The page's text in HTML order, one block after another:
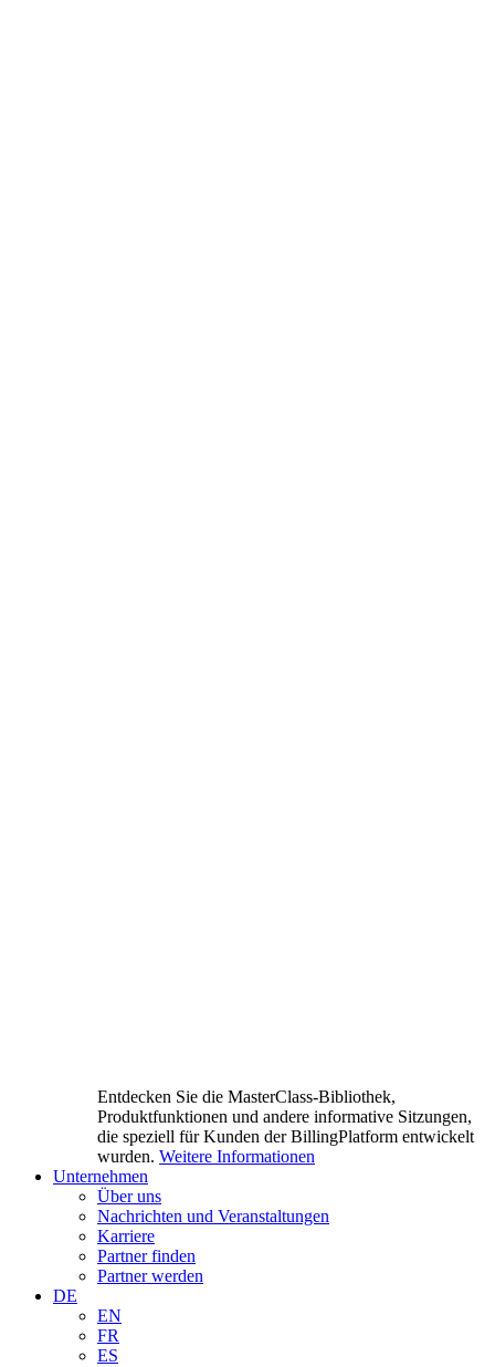
Entdecken Sie die MasterClass-Bibliothek,
Produktfunktionen und andere informative Sitzungen,
die speziell für Kunden der BillingPlatform entwickelt
wurden. Weitere Informationen
Unternehmen
Über uns
Nachrichten und Veranstaltungen
Karriere
Partner finden
Partner werden
DE
EN
FR
ES